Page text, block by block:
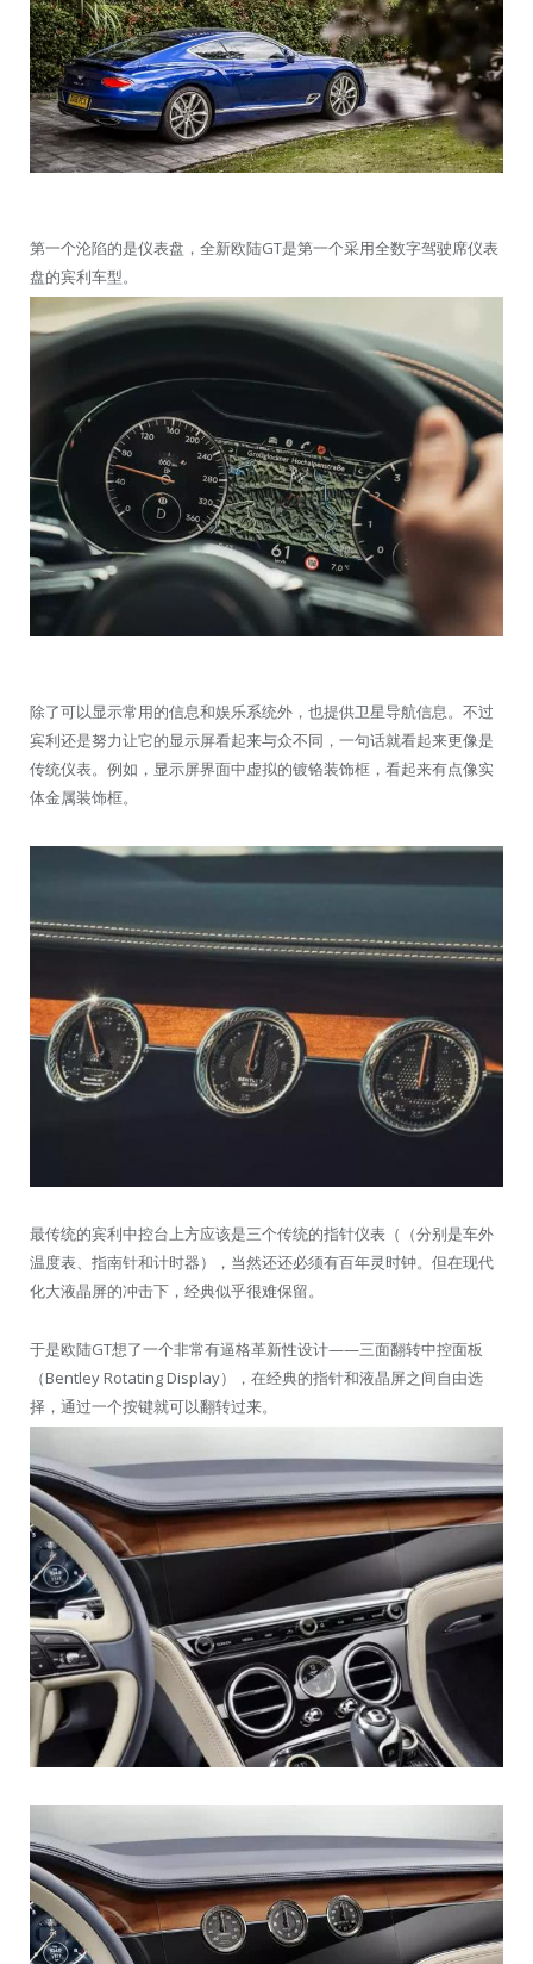
第一个沦陷的是仪表盘，全新欧陆GT是第一个采用全数字驾驶席仪表
盘的宾利车型。
除了可以显示常用的信息和娱乐系统外，也提供卫星导航信息。不过
宾利还是努力让它的显示屏看起来与众不同，一句话就看起来更像是
传统仪表。例如，显示屏界面中虚拟的镀铬装饰框，看起来有点像实
体金属装饰框。
最传统的宾利中控台上方应该是三个传统的指针仪表（（分别是车外
温度表、指南针和计时器），当然还还必须有百年灵时钟。但在现代
化大液晶屏的冲击下，经典似乎很难保留。
于是欧陆GT想了一个非常有逼格革新性设计——三面翻转中控面板
（Bentley Rotating Display），在经典的指针和液晶屏之间自由选
择，通过一个按键就可以翻转过来。